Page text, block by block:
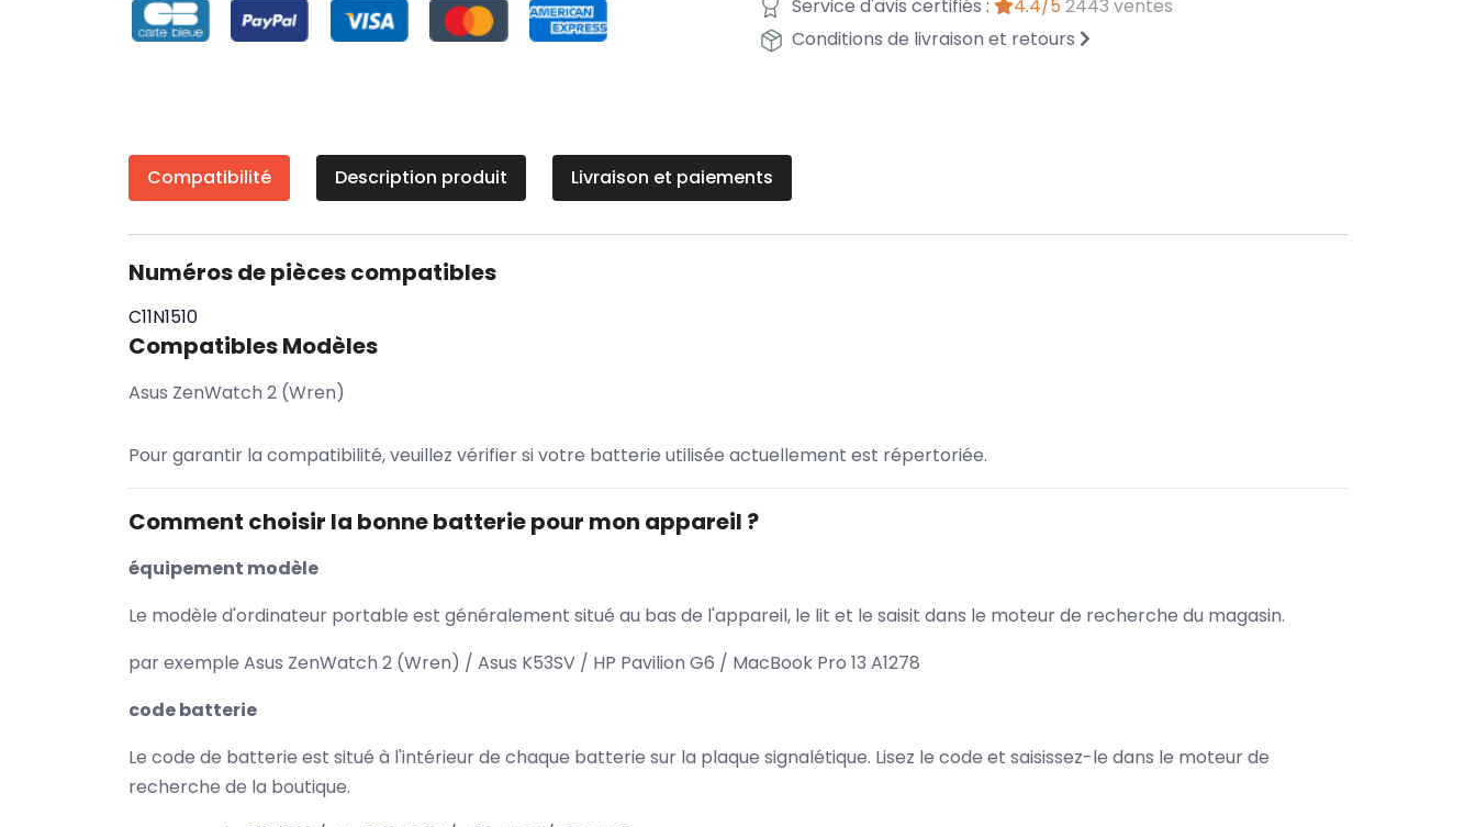
Service d'avis certifiés :
4.4/5 2443 ventes
Conditions de livraison et retours
Compatibilité Description produit Livraison et paiements
Numéros de pièces compatibles
C11N1510
Compatibles Modèles
Asus ZenWatch 2 (Wren)
Pour garantir la compatibilité, veuillez vérifier si votre batterie utilisée actuellement est répertoriée.
Comment choisir la bonne batterie pour mon appareil ?
équipement modèle
Le modèle d'ordinateur portable est généralement situé au bas de l'appareil, le lit et le saisit dans le moteur de recherche du magasin.
par exemple Asus ZenWatch 2 (Wren) / Asus K53SV / HP Pavilion G6 / MacBook Pro 13 A1278
code batterie
Le code de batterie est situé à l'intérieur de chaque batterie sur la plaque signalétique. Lisez le code et saisissez-le dans le moteur de
recherche de la boutique.